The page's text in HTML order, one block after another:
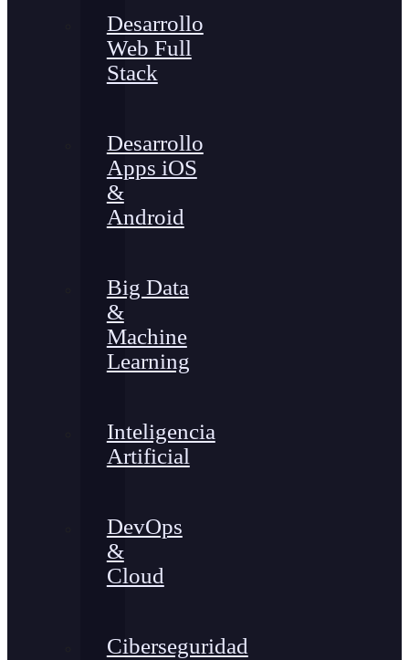
Desarrollo
Web Full
Stack
Desarrollo
Apps iOS
&
Android
Big Data
&
Machine
Learning
Inteligencia
Artificial
DevOps
&
Cloud
Ciberseguridad